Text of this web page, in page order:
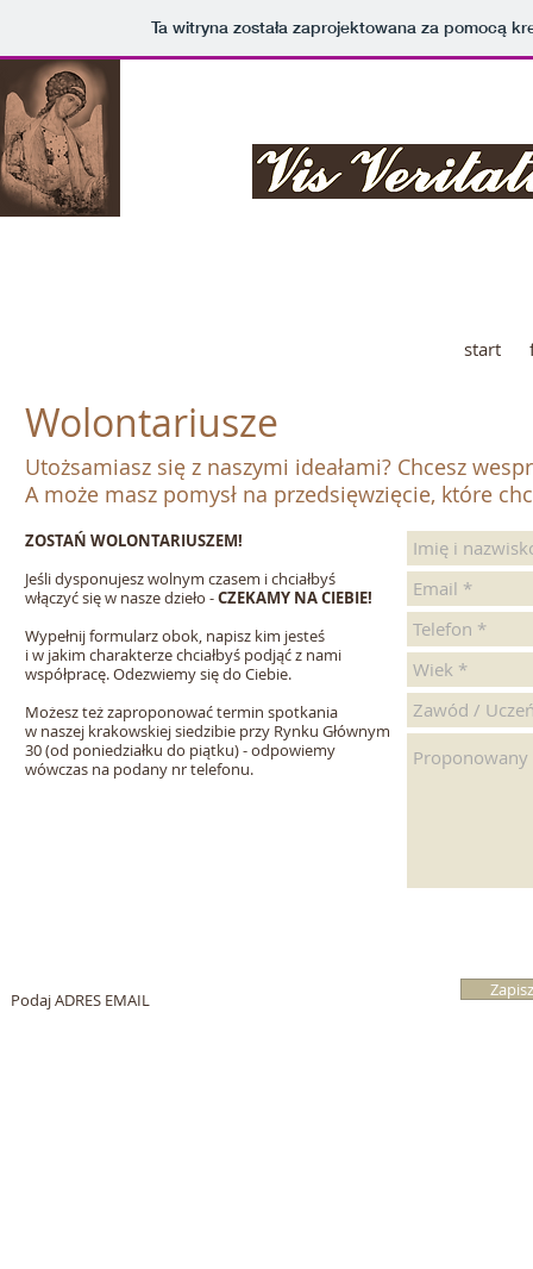
Ta witryna została zaprojektowana za pomocą
start
Wolontariusze
Utożsamiasz się z naszymi ideałami? Chcesz
A może masz pomysł na przedsięwzięcie, które
ZOSTAŃ WOLONTARIUSZEM!
Jeśli dysponujesz wolnym czasem i chciałbyś
włączyć się w nasze dzieło -CZEKAMY NA CIEBIE!
Wypełnij formularz obok, napisz kim jesteś
i w jakim charakterze chciałbyś podjąć z nami
współpracę. Odezwiemy się do Ciebie.
Możesz też zaproponować termin spotkania
w naszej krakowskiej siedzibie przy Rynku Głównym
30 (od poniedziałku do piątku) - odpowiemy
wówczas na podany nr telefonu.